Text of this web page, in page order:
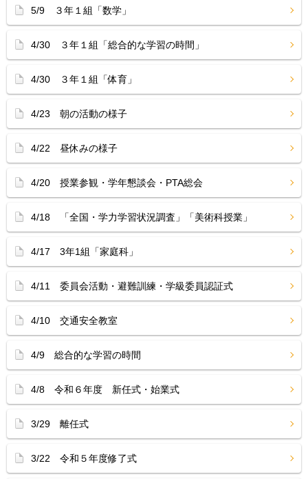
5/9 ３年１組「数学」
4/30 ３年１組「総合的な学習の時間」
4/30 ３年１組「体育」
4/23 朝の活動の様子
4/22 昼休みの様子
4/20 授業参観・学年懇談会・PTA総会
4/18 「全国・学力学習状況調査」「美術科授業」
4/17 3年1組「家庭科」
4/11 委員会活動・避難訓練・学級委員認証式
4/10 交通安全教室
4/9 総合的な学習の時間
4/8 令和６年度 新任式・始業式
3/29 離任式
3/22 令和５年度修了式